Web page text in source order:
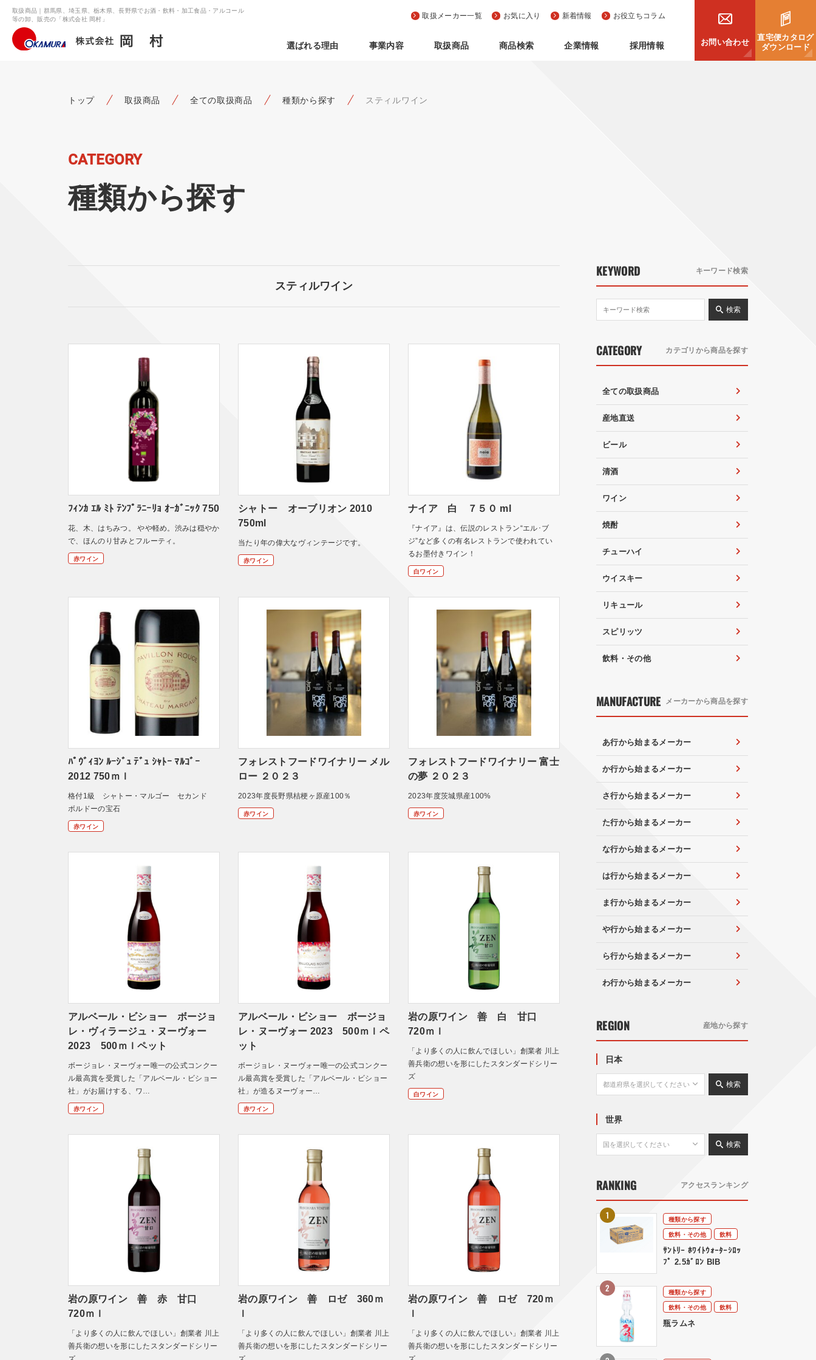
選ばれる理由 事業内容 取扱商品 商品検索 企業情報 採用情報
取扱メーカー一覧 お気に入り 新着情報 お役立ちコラム
お問い合わせ
直宅便カタログ
ダウンロード
取扱商品｜群馬県、埼玉県、栃木県、長野県でお酒・飲料・加工食品・アルコール
等の卸、販売の「株式会社 岡村」
トップ 取扱商品 全ての取扱商品 種類から探す スティルワイン
CATEGORY
種類から探す
スティルワイン
ﾌｨﾝｶ ｴﾙ ﾐﾄ ﾃﾝﾌﾟﾗﾆｰﾘｮ ｵｰｶﾞﾆｯｸ 750
花、木、はちみつ。 やや軽め。渋みは穏やか
で、ほんのり甘みとフルーティ。
赤ワイン
シャトー オーブリオン 2010
750ml
当たり年の偉大なヴィンテージです。
赤ワイン
ナイア 白 ７５０ ml
『ナイア』は、伝説のレストラン“エル･ブ
ジ”など多くの有名レストランで使われてい
るお墨付きワイン！
白ワイン
ﾊﾟｳﾞｨﾖﾝ ﾙｰｼﾞｭ ﾃﾞｭ ｼｬﾄｰ ﾏﾙｺﾞｰ
2012 750ｍｌ
格付1級 シャトー・マルゴー セカンド
ボルドーの宝石
赤ワイン
フォレストフードワイナリー メル
ロー ２０２３
2023年度長野県桔梗ヶ原産100％
赤ワイン
フォレストフードワイナリー 富士
の夢 ２０２３
2023年度茨城県産100%
赤ワイン
アルベール・ビショー ボージョ
レ・ヴィラージュ・ヌーヴォー
2023 500ｍｌペット
ボージョレ・ヌーヴォー唯一の公式コンクー
ル最高賞を受賞した「アルベール・ビショー
社」がお届けする、ワ…
赤ワイン
アルベール・ビショー ボージョ
レ・ヌーヴォー 2023 500ｍｌペ
ット
ボージョレ・ヌーヴォー唯一の公式コンクー
ル最高賞を受賞した「アルベール・ビショー
社」が造るヌーヴォー…
赤ワイン
岩の原ワイン 善 白 甘口
720ｍｌ
「より多くの人に飲んでほしい」創業者 川上
善兵衛の想いを形にしたスタンダードシリー
ズ
白ワイン
岩の原ワイン 善 赤 甘口
720ｍｌ
「より多くの人に飲んでほしい」創業者 川上
善兵衛の想いを形にしたスタンダードシリー
岩の原ワイン 善 ロゼ 360ｍ
ｌ
「より多くの人に飲んでほしい」創業者 川上
善兵衛の想いを形にしたスタンダードシリー
岩の原ワイン 善 ロゼ 720ｍ
ｌ
「より多くの人に飲んでほしい」創業者 川上
善兵衛の想いを形にしたスタンダードシリー
KEYWORD キーワード検索
検索
CATEGORY カテゴリから商品を探す
全ての取扱商品
産地直送
ビール
清酒
ワイン
焼酎
チューハイ
ウイスキー
リキュール
スピリッツ
飲料・その他
MANUFACTURE メーカーから商品を探す
あ行から始まるメーカー
か行から始まるメーカー
さ行から始まるメーカー
た行から始まるメーカー
な行から始まるメーカー
は行から始まるメーカー
ま行から始まるメーカー
や行から始まるメーカー
ら行から始まるメーカー
わ行から始まるメーカー
REGION 産地から探す
日本
検索
世界
検索
RANKING アクセスランキング
種類から探す
飲料・その他
飲料
ｻﾝﾄﾘｰ ﾎﾜｲﾄｳｫｰﾀｰｼﾛｯ
ﾌﾟ 2.5ｶﾞﾛﾝ BIB
種類から探す
飲料・その他
飲料
瓶ラムネ